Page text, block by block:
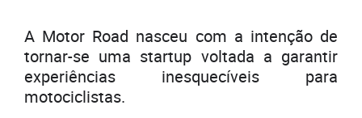
A Motor Road nasceu com a intenção de
tornar-se uma startup voltada a garantir
experiências inesquecíveis para
motociclistas.